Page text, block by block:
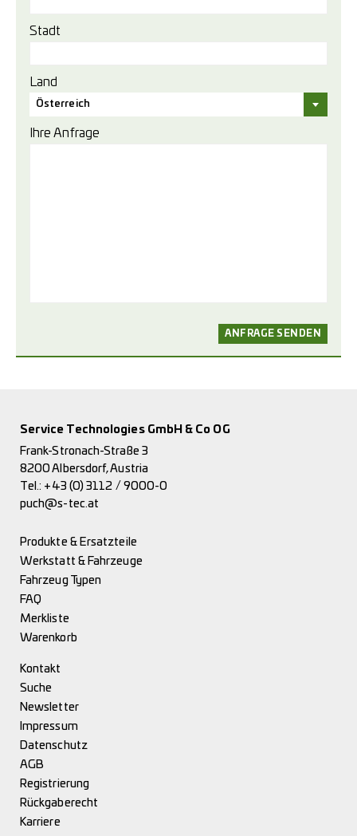
Stadt
Land
Österreich
Ihre Anfrage
Service Technologies GmbH & Co OG
Frank-Stronach-Straße 3
8200 Albersdorf, Austria
Tel.: +43 (0) 3112 / 9000-0
puch@s-tec.at
Produkte & Ersatzteile
Werkstatt & Fahrzeuge
Fahrzeug Typen
FAQ
Merkliste
Warenkorb
Kontakt
Suche
Newsletter
Impressum
Datenschutz
AGB
Registrierung
Rückgaberecht
Karriere